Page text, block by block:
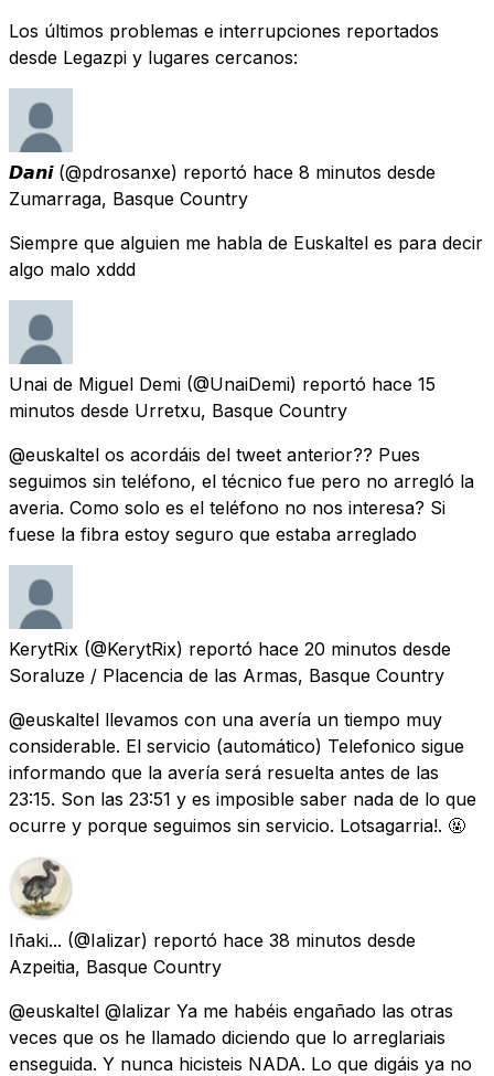
Los últimos problemas e interrupciones reportados
desde Legazpi y lugares cercanos:
𝘿𝙖𝙣𝙞 (@pdrosanxe) reportó hace 8 minutos desde
Zumarraga, Basque Country
Siempre que alguien me habla de Euskaltel es para decir
algo malo xddd
Unai de Miguel Demi (@UnaiDemi) reportó hace 15
minutos desde Urretxu, Basque Country
@euskaltel os acordáis del tweet anterior?? Pues
seguimos sin teléfono, el técnico fue pero no arregló la
averia. Como solo es el teléfono no nos interesa? Si
fuese la fibra estoy seguro que estaba arreglado
KerytRix (@KerytRix) reportó hace 20 minutos desde
Soraluze / Placencia de las Armas, Basque Country
@euskaltel llevamos con una avería un tiempo muy
considerable. El servicio (automático) Telefonico sigue
informando que la avería será resuelta antes de las
23:15. Son las 23:51 y es imposible saber nada de lo que
ocurre y porque seguimos sin servicio. Lotsagarria!. 🤬
Iñaki... (@Ializar) reportó hace 38 minutos desde
Azpeitia, Basque Country
@euskaltel @lalizar Ya me habéis engañado las otras
veces que os he llamado diciendo que lo arreglariais
enseguida. Y nunca hicisteis NADA. Lo que digáis ya no